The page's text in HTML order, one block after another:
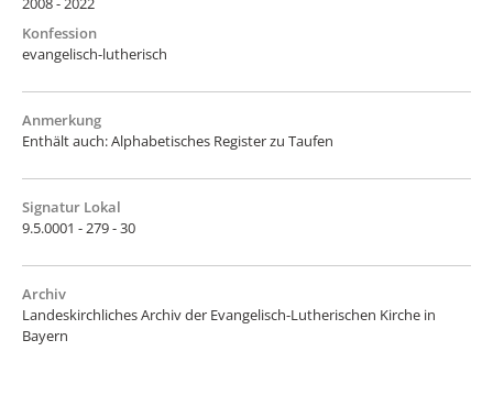
Konfession
evangelisch-lutherisch
Anmerkung
Enthält auch: Alphabetisches Register zu Taufen
Signatur Lokal
9.5.0001 - 279 - 30
Archiv
Landeskirchliches Archiv der Evangelisch-Lutherischen Kirche in
Bayern